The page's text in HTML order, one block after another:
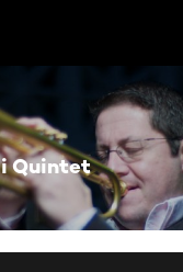
Quintet
Quintet